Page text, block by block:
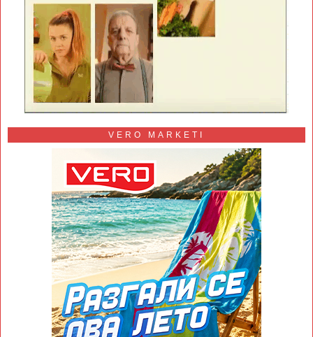
VERO MARKETI